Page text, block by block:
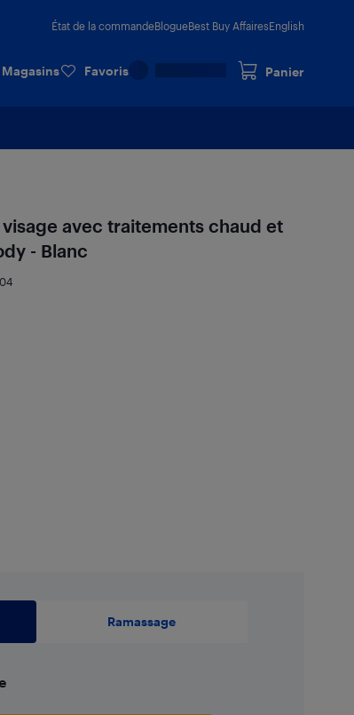
État de la commandeBlogueBest Buy AffairesEnglish
Magasins Favoris Panier
avec traitements chaud et
- Blanc
Ramassage